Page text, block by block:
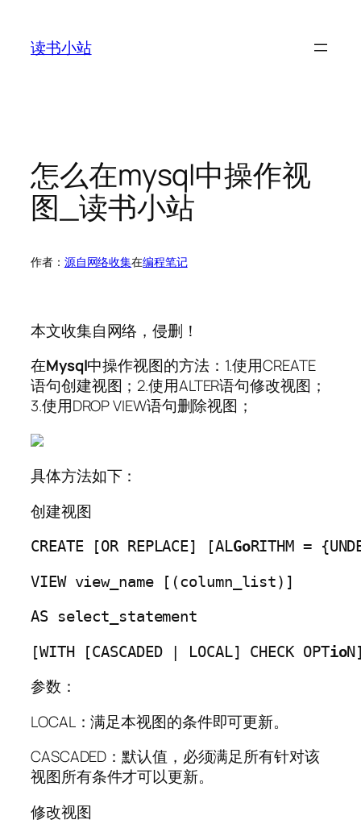
读书小站
怎么在mysql中操作视
图_读书小站
作者： 源自网络收集在编程笔记
本文收集自网络，侵删！
在Mysql中操作视图的方法：1.使用CREATE
语句创建视图；2.使用ALTER语句修改视图；
3.使用DROP VIEW语句删除视图；
具体方法如下：
创建视图
CREATE [OR REPLACE] [ALGoRITHM =
VIEW view_name [(column_list)]
AS select_statement
[WITH [CASCADED | LOCAL] CHECK OPTio
参数：
LOCAL：满足本视图的条件即可更新。
CASCADED：默认值，必须满足所有针对该
视图所有条件才可以更新。
修改视图